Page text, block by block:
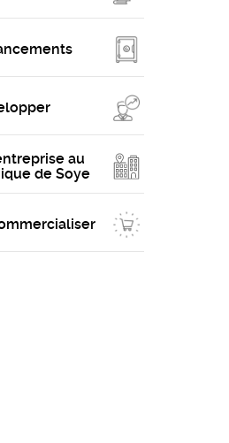
au
de Soye